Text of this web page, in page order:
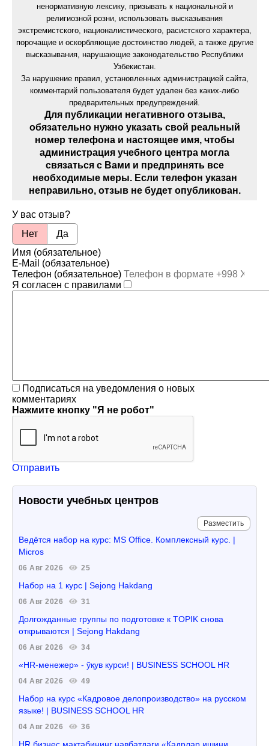
ненормативную лексику, призывать к национальной и
религиозной розни, использовать высказывания
экстремистского, националистического, расистского характера,
порочащие и оскорбляющие достоинство людей, а также другие
высказывания, нарушающие законодательство Республики
Узбекистан.
За нарушение правил, установленных администрацией сайта,
комментарий пользователя будет удален без каких-либо
предварительных предупреждений.
Для публикации негативного отзыва,
обязательно нужно указать свой реальный
номер телефона и настоящее имя, чтобы
администрация учебного центра могла
связаться с Вами и предпринять все
необходимые меры. Если телефон указан
неправильно, отзыв не будет опубликован.
У вас отзыв?
Нет
Да
Имя (обязательное)
E-Mail (обязательное)
Телефон (обязательное)
Я согласен с правилами
Подписаться на уведомления о новых
комментариях
Нажмите кнопку "Я не робот"
Отправить
Новости учебных центров
Разместить
Ведётся набор на курс: MS Office. Комплексный курс. |
Micros
06 Авг 2026 25
Набор на 1 курс | Sejong Hakdang
06 Авг 2026 31
Долгожданные группы по подготовке к TOPIK снова
открываются | Sejong Hakdang
06 Авг 2026 34
«HR-менежер» - ўқув курси! | BUSINESS SCHOOL HR
04 Авг 2026 49
Набор на курс «Кадровое делопроизводство» на русском
языке! | BUSINESS SCHOOL HR
04 Авг 2026 36